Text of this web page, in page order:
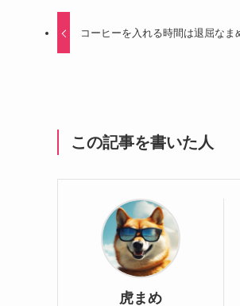
コーヒーを入れる時間は退屈なま
この記事を書いた人
虎まめ